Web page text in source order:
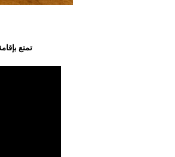
تمتع